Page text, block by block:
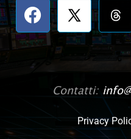
Contatti:
Privacy